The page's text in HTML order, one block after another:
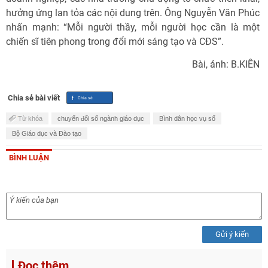
hưởng ứng lan tỏa các nội dung trên. Ông Nguyễn Văn Phúc
nhấn mạnh: “Mỗi người thầy, mỗi người học cần là một
chiến sĩ tiên phong trong đổi mới sáng tạo và CĐS”.
Bài, ảnh: B.KIÊN
Chia sẻ bài viết
Từ khóa chuyển đổi số ngành giáo dục Bình dân học vụ số
Bộ Giáo dục và Đào tạo
BÌNH LUẬN
Gửi ý kiến